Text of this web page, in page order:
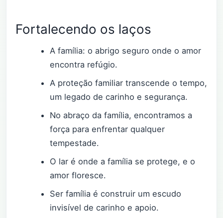
Fortalecendo os laços
A família: o abrigo seguro onde o amor
encontra refúgio.
A proteção familiar transcende o tempo,
um legado de carinho e segurança.
No abraço da família, encontramos a
força para enfrentar qualquer
tempestade.
O lar é onde a família se protege, e o
amor floresce.
Ser família é construir um escudo
invisível de carinho e apoio.